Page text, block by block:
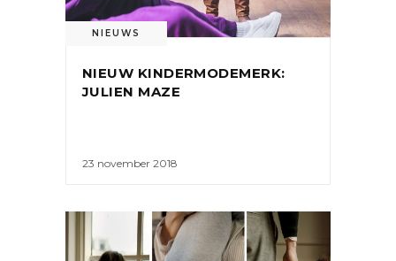
NIEUWS
NIEUW KINDERMODEMERK:
JULIEN MAZE
23 november 2018